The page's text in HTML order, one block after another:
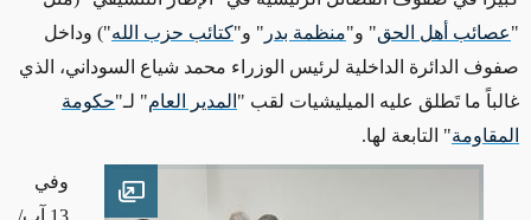
"عصائب أهل الحق" و"منظمة بدر " و"كتائب حزب الله") وداخل
صفوف الدائرة الداخلية لرئيس الوزراء محمد شياع السوداني، الذي
غالباً ما تَطلق عليه الميليشيات لقب " المدير العام" لـ"حكومة
المقاومة" التابعة لها.
Open image
وفي
13 آب/